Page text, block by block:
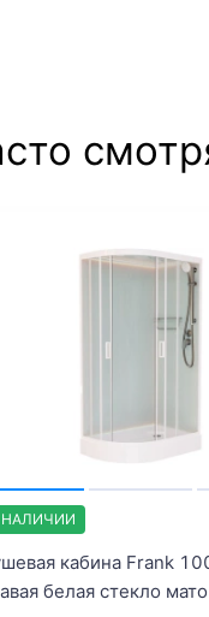
НАЛИЧИИ
кабина Frank
белая стекло